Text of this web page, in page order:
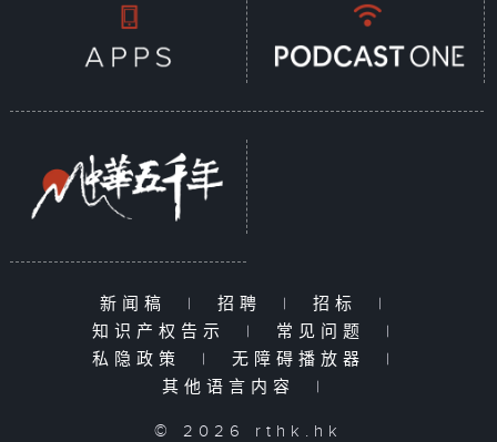
新闻稿 | 招聘 | 招标
|
知识产权告示
| 常见问题
|
私隐政策
| 无障碍播放器
|
其他语言内容
|
© 2026 rthk.hk